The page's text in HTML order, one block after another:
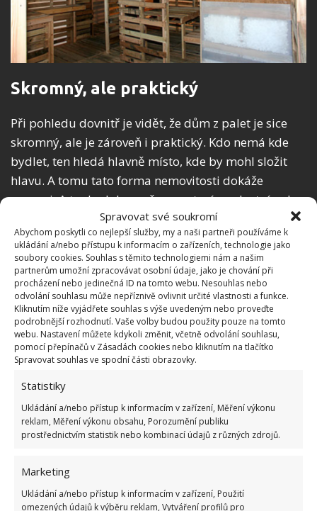
Spravovat své soukromí
Abychom poskytli co nejlepší služby, my a naši partneři používáme k
ukládání a/nebo přístupu k informacím o zařízeních, technologie jako
soubory cookies. Souhlas s těmito technologiemi nám a našim
partnerům umožní zpracovávat osobní údaje, jako je chování při
procházení nebo jedinečná ID na tomto webu. Nesouhlas nebo
odvolání souhlasu může nepříznivě ovlivnit určité vlastnosti a funkce.
Kliknutím níže vyjádřete souhlas s výše uvedeným nebo proveďte
podrobnější rozhodnutí. Vaše volby budou použity pouze na tomto
webu. Nastavení můžete kdykoli změnit, včetně odvolání souhlasu,
pomocí přepínačů v Zásadách cookies nebo kliknutím na tlačítko
Spravovat souhlas ve spodní části obrazovky.
Statistiky
Ukládání a/nebo přístup k informacím v zařízení, Měření výkonu
reklam, Měření výkonu obsahu, Porozumění publiku
prostřednictvím statistik nebo kombinací údajů z různých zdrojů.
Marketing
Ukládání a/nebo přístup k informacím v zařízení, Použití
omezených údajů k výběru reklam, Vytváření profilů pro
Skromný, ale praktický
Při pohledu dovnitř je vidět, že dům z palet je sice
skromný, ale je zároveň i praktický. Kdo nemá kde
bydlet, ten hledá hlavně místo, kde by mohl složit
hlavu. A tomu tato forma nemovitosti dokáže
pomoci. A to do doby, než se postaví na vlastní nohy.
Najde si práci a plnohodnotné bydlení.
Nechybí možnosti vylepšení